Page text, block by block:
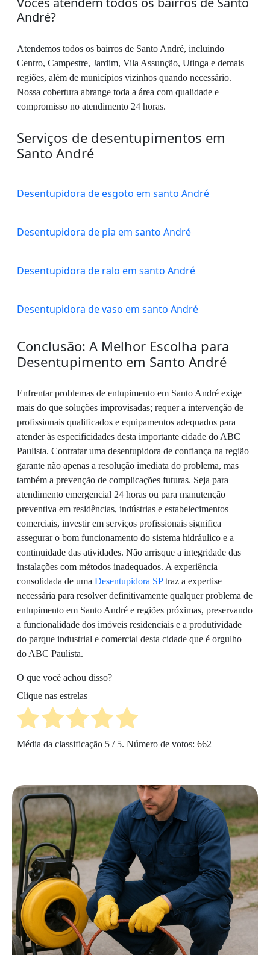
André?
Atendemos todos os bairros de Santo André, incluindo
Centro, Campestre, Jardim, Vila Assunção, Utinga e demais
regiões, além de municípios vizinhos quando necessário.
Nossa cobertura abrange toda a área com qualidade e
compromisso no atendimento 24 horas.
Serviços de desentupimentos em
Santo André
Desentupidora de esgoto em santo André
Desentupidora de pia em santo André
Desentupidora de ralo em santo André
Desentupidora de vaso em santo André
Conclusão: A Melhor Escolha para
Desentupimento em Santo André
Enfrentar problemas de entupimento em Santo André exige
mais do que soluções improvisadas; requer a intervenção de
profissionais qualificados e equipamentos adequados para
atender às especificidades desta importante cidade do ABC
Paulista. Contratar uma desentupidora de confiança na região
garante não apenas a resolução imediata do problema, mas
também a prevenção de complicações futuras. Seja para
atendimento emergencial 24 horas ou para manutenção
preventiva em residências, indústrias e estabelecimentos
comerciais, investir em serviços profissionais significa
assegurar o bom funcionamento do sistema hidráulico e a
continuidade das atividades. Não arrisque a integridade das
instalações com métodos inadequados. A experiência
consolidada de uma Desentupidora SPtraz a expertise
necessária para resolver definitivamente qualquer problema de
entupimento em Santo André e regiões próximas, preservando
a funcionalidade dos imóveis residenciais e a produtividade
do parque industrial e comercial desta cidade que é orgulho
do ABC Paulista.
O que você achou disso?
Clique nas estrelas
Média da classificação 5 / 5. Número de votos: 662